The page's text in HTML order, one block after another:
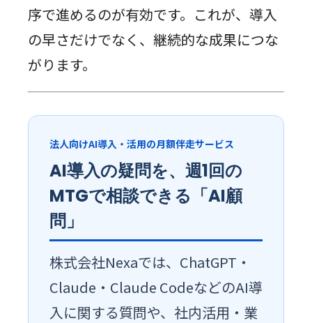
序で進めるのが有効です。これが、導入
の早さだけでなく、継続的な成果につな
がります。
法人向けAI導入・活用の月額伴走サービス
AI導入の疑問を、週1回の
MTGで相談できる「AI顧
問」
株式会社Nexaでは、ChatGPT・
Claude・Claude CodeなどのAI導
入に関する質問や、社内活用・業